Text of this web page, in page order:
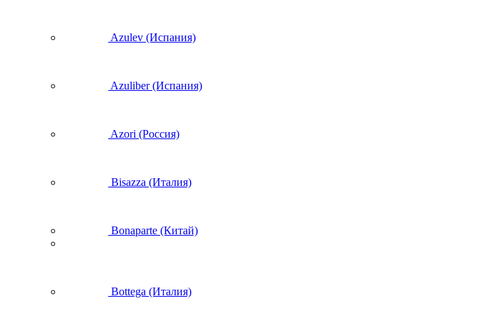
Azulev (Испания)
Azuliber (Испания)
Azori (Россия)
Bisazza (Италия)
Bonaparte (Китай)
Bottega (Италия)